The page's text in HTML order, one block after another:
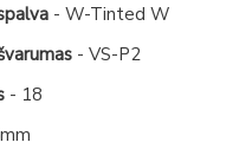
- W-Tinted W
- VS-P2
- 18